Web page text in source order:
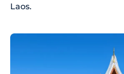
Laos.